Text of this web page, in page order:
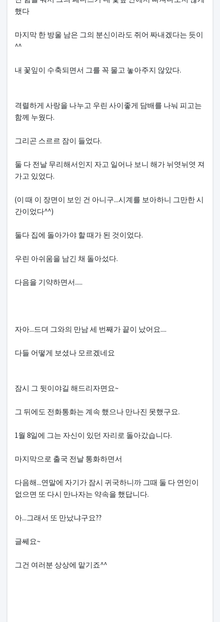
했다
마지막 한 방울 남은 그의 분신이라도 쥐어 짜내겠다는 듯이
^^
내 꽃잎이 수축되면서 그를 꼭 물고 놓아주지 않았다.
격렬하게 사랑을 나누고 우린 사이좋게 담배를 나눠 피고는
함께 누웠다.
그리곤 스르르 잠이 들었다.
둘 다 전날 무리해서인지 자고 일어나 보니 해가 뉘엿뉘엿 져
가고 있었다.
(이 때 이 장면이 보인 건 아니구...시계를 보아하니 그만한 시
간이었다^^)
둘다 집에 돌아가야 할 때가 된 것이었다.
우린 아쉬움을 남긴 채 돌아섰다.
다음을 기약하면서.....
자아...드뎌 그와의 만남 세 번째가 끝이 났어요....
다들 어떻게 보셨나 모르겠네요
잠시 그 뒷이야길 해드리자면요~
그 뒤에도 전화통화는 계속 했으나 만나진 못했구요.
1월 8일에 그는 자신이 있던 자리로 돌아갔습니다.
마지막으로 출국 전날 통화하면서
다음해...연말에 자기가 잠시 귀국하니까 그때 둘 다 연인이
없으면 또 다시 만나자는 약속을 했답니다.
아...그래서 또 만났냐구요??
글쎄요~
그건 여러분 상상에 맡기죠^^